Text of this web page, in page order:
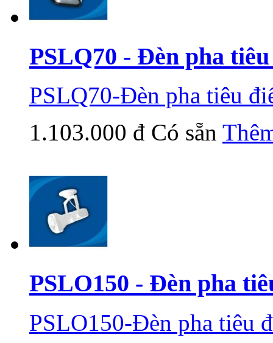
PSLQ70 - Đèn pha
PSLQ70-Đèn pha tiêu
1.103.000 đ Có sẵn
PSLO150 - Đèn pha
PSLO150-Đèn pha tiêu